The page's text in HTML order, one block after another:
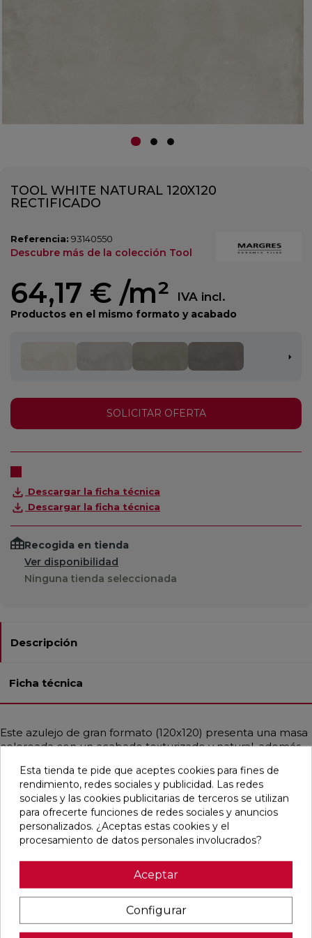
TOOL WHITE NATURAL 120X120
RECTIFICADO
Referencia: 93140550
Descubre más de la colección Tool
64,17 € /m² IVA incl.
Productos en el mismo formato y acabado
SOLICITAR OFERTA
Descargar la ficha técnica
Descargar la ficha técnica
Recogida en tienda
Ver disponibilidad
Ninguna tienda seleccionada
Descripción
Ficha técnica
Este azulejo de gran formato (120x120) presenta una masa
coloreada con un acabado texturizado y natural, además
para pavimentos como para revestimientos en baños,
cocinas, espacios residenciales, decorativos y comerciales,
destaca por su resistencia a cargas pesadas, choques
térmicos, hielo, fuego y bacterias. Su instalación, limpieza y
remoción son sencillas. Con un estilo contemporáneo e
industrial, simula cemento en un elegante color blanco.
Pensamos que te puede interesar
Esta tienda te pide que aceptes cookies para fines de
rendimiento, redes sociales y publicidad. Las redes
sociales y las cookies publicitarias de terceros se utilizan
para ofrecerte funciones de redes sociales y anuncios
personalizados. ¿Aceptas estas cookies y el
procesamiento de datos personales involucrados?
Aceptar
Configurar